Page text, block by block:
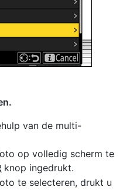
van de multi-
op volledig scherm te
knop ingedrukt.
te selecteren, drukt u